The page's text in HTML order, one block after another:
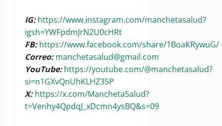
IG:https://www.instagram.com/manchetasalud?
igsh=YWFpdmJrN2U0cHRt
FB:https://www.facebook.com/share/1BoaKRywuG/
Correo:manchetasalud@gmail.com
YouTube: https://youtube.com/@manchetasalud?
si=n1GXvQnUhKLHZ35P
X:https://x.com/ManchetaSalud?
t=Venhy4QpdqJ_xDcmn4ysBQ&s=09